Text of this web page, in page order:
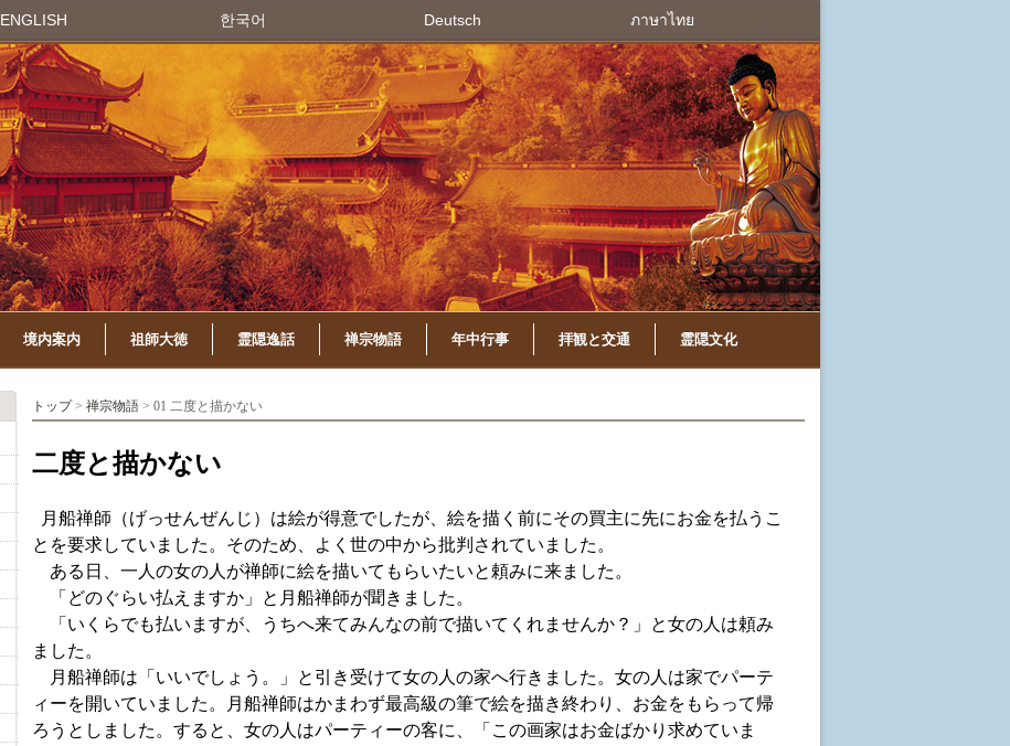
ENGLISH 한국어 Deutsch ภาษาไทย
境内案内 祖師大徳 霊隠逸話 禅宗物語 年中行事 拝観と交通 霊隠文化
トップ> 禅宗物語 > 01 二度と描かない
二度と描かない
月船禅師（げっせんぜんじ）は絵が得意でしたが、絵を描く前にその買主に先にお金を払うこ
とを要求していました。そのため、よく世の中から批判されていました。
ある日、一人の女の人が禅師に絵を描いてもらいたいと頼みに来ました。
「どのぐらい払えますか」と月船禅師が聞きました。
「いくらでも払いますが、うちへ来てみんなの前で描いてくれませんか？」と女の人は頼み
ました。
月船禅師は「いいでしょう。」と引き受けて女の人の家へ行きました。女の人は家でパーテ
ィーを開いていました。月船禅師はかまわず最高級の筆で絵を描き終わり、お金をもらって帰
ろうとしました。すると、女の人はパーティーの客に、「この画家はお金ばかり求めていま